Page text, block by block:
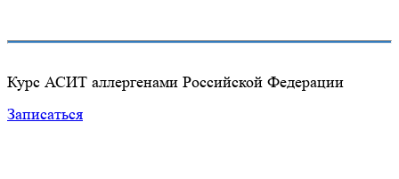
Курс АСИТ аллергенами Российской Федерации
Записаться